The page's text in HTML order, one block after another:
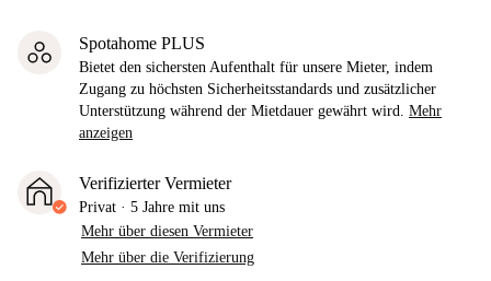
Spotahome PLUS
Bietet den sichersten Aufenthalt für unsere Mieter, indem
Zugang zu höchsten Sicherheitsstandards und zusätzlicher
Unterstützung während der Mietdauer gewährt wird. Mehr
anzeigen
Verifizierter Vermieter
Privat · 5 Jahre mit uns
Mehr über diesen Vermieter
Mehr über die Verifizierung